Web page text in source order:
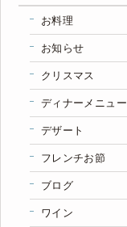
お料理
お知らせ
クリスマス
ディナーメニュー
デザート
フレンチお節
ブログ
ワイン